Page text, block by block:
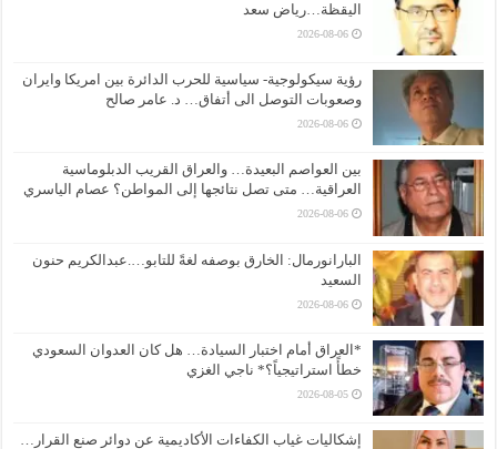
اليقظة…رياض سعد
2026-08-06
رؤية سيكولوجية- سياسية للحرب الدائرة بين امريكا وايران
وصعوبات التوصل الى أتفاق… د. عامر صالح
2026-08-06
بين العواصم البعيدة… والعراق القريب الدبلوماسية
العراقية… متى تصل نتائجها إلى المواطن؟ عصام الياسري
2026-08-06
البارانورمال: الخارق بوصفه لغةً للتابو….عبدالكريم حنون
السعيد
2026-08-06
*العراق أمام اختبار السيادة… هل كان العدوان السعودي
خطأً استراتيجياً؟* ناجي الغزي
2026-08-05
إشكاليات غياب الكفاءات الأكاديمية عن دوائر صنع القرار…